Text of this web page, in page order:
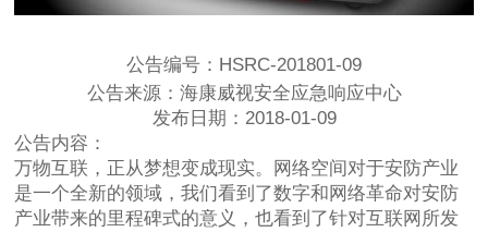
公告编号：HSRC-201801-09
公告来源：海康威视安全应急响应中心
发布日期：2018-01-09
公告内容：
万物互联，正从梦想变成现实。网络空间对于安防产业
是一个全新的领域，我们看到了数字和网络革命对安防
产业带来的里程碑式的意义，也看到了针对互联网所发